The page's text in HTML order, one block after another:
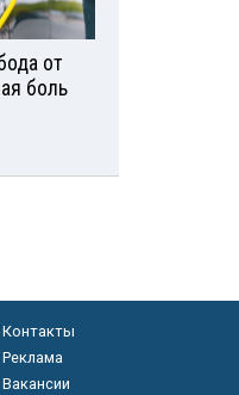
от
боль
Контакты
Реклама
Вакансии